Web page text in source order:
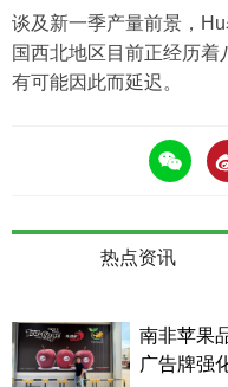
谈及新一季产量前景，
国西北地区目前正经历
有可能因此而延迟。
热点资讯
南非苹果
广告牌强